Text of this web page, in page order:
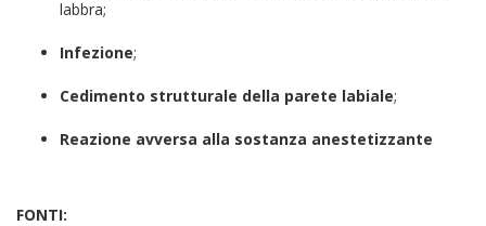
labbra;
Infezione;
Cedimento strutturale della parete labiale;
Reazione avversa alla sostanza anestetizzante
FONTI: